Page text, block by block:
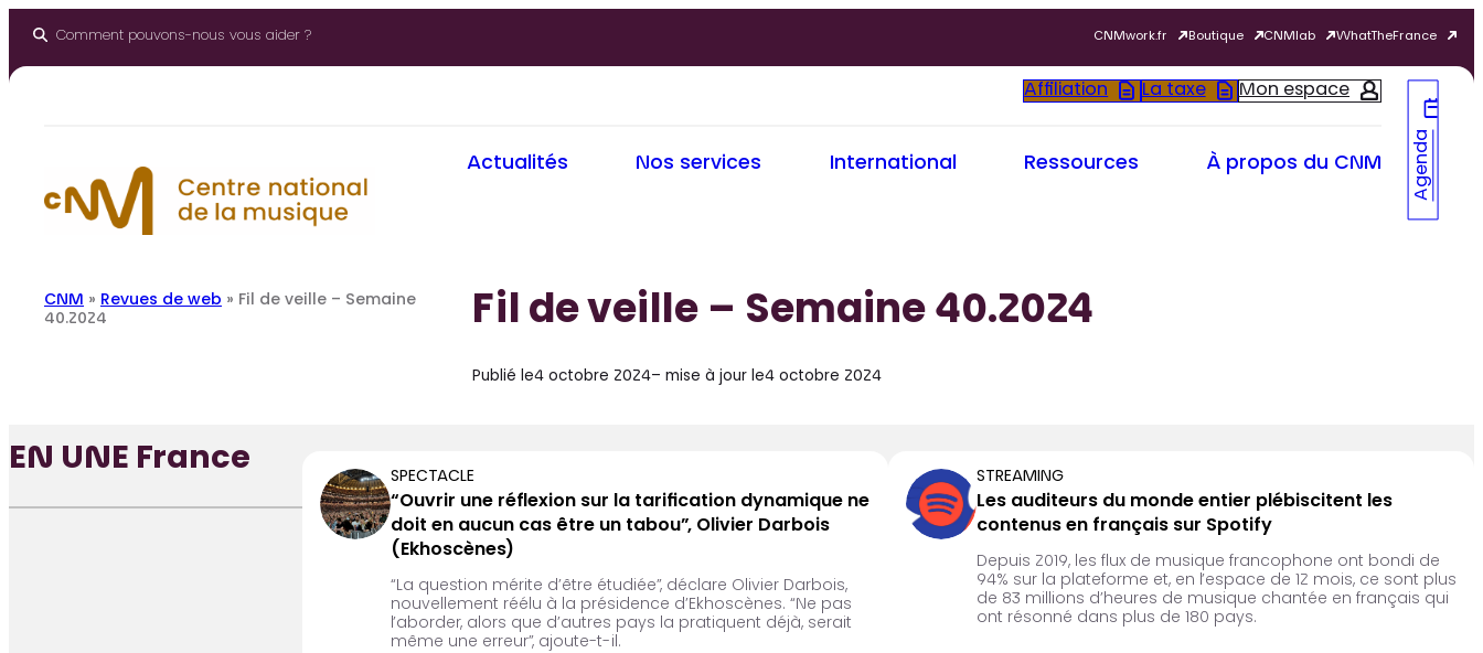
Comment pouvons-nous vous aider ? CNMwork.fr Boutique CNMlab WhatTheFrance
Affiliation La taxe Mon espace
Actualités Nos services International Ressources À propos du CNM Agenda
CNM » Revues de web » Fil de veille – Semaine
40.2024
Fil de veille – Semaine 40.2024
Publié le4 octobre 2024– mise à jour le4 octobre 2024
EN UNE France
SPECTACLE
“Ouvrir une réflexion sur la tarification dynamique ne
doit en aucun cas être un tabou”, Olivier Darbois
(Ekhoscènes)
“La question mérite d’être étudiée”, déclare Olivier Darbois,
nouvellement réélu à la présidence d’Ekhoscènes. “Ne pas
l’aborder, alors que d’autres pays la pratiquent déjà, serait
même une erreur”, ajoute-t-il.
STREAMING
Les auditeurs du monde entier plébiscitent les
contenus en français sur Spotify
Depuis 2019, les flux de musique francophone ont bondi de
94% sur la plateforme et, en l’espace de 12 mois, ce sont plus
de 83 millions d’heures de musique chantée en français qui
ont résonné dans plus de 180 pays.